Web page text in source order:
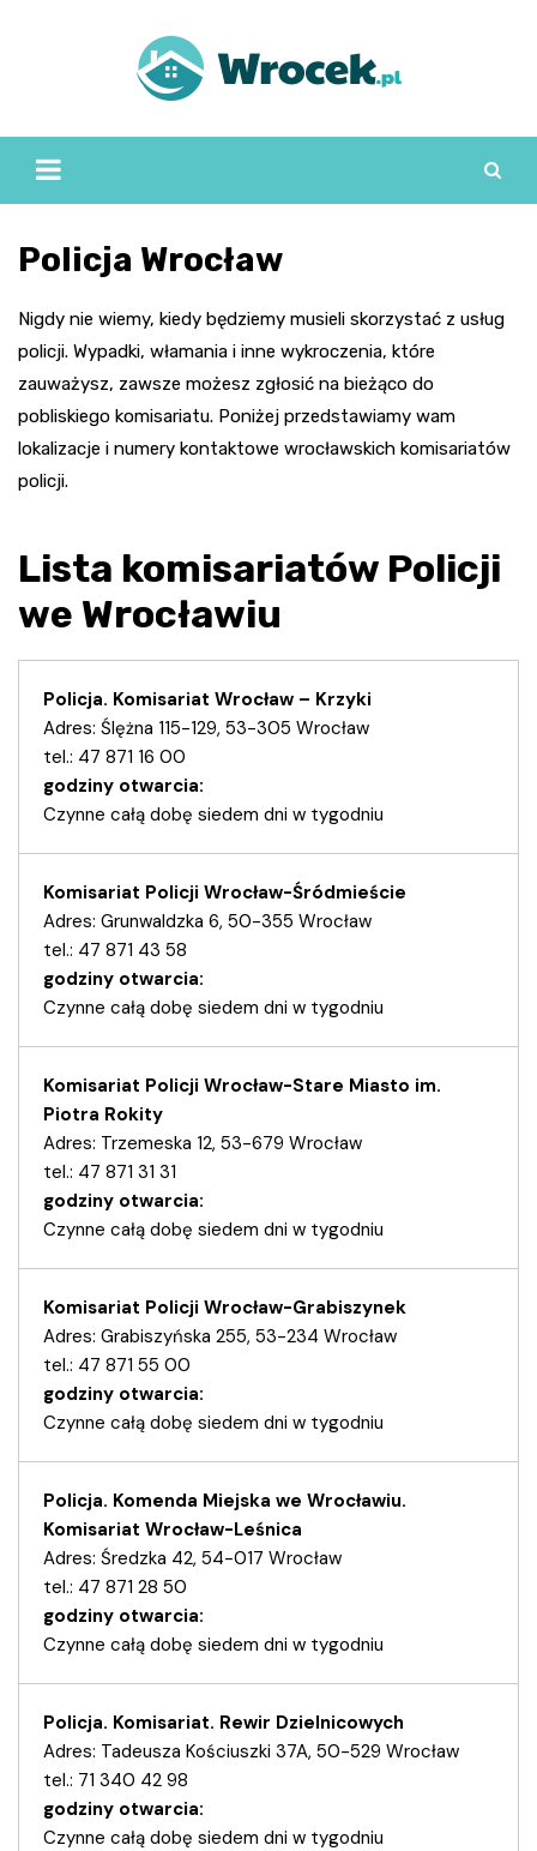
Policja Wrocław
Nigdy nie wiemy, kiedy będziemy musieli skorzystać z usług
policji. Wypadki, włamania i inne wykroczenia, które
zauważysz, zawsze możesz zgłosić na bieżąco do
pobliskiego komisariatu. Poniżej przedstawiamy wam
lokalizacje i numery kontaktowe wrocławskich komisariatów
policji.
Lista komisariatów Policji
we Wrocławiu
Policja. Komisariat Wrocław – Krzyki
Adres: Ślężna 115-129, 53-305 Wrocław
tel.: 47 871 16 00
godziny otwarcia:
Czynne całą dobę siedem dni w tygodniu
Komisariat Policji Wrocław-Śródmieście
Adres: Grunwaldzka 6, 50-355 Wrocław
tel.: 47 871 43 58
godziny otwarcia:
Czynne całą dobę siedem dni w tygodniu
Komisariat Policji Wrocław-Stare Miasto im.
Piotra Rokity
Adres: Trzemeska 12, 53-679 Wrocław
tel.: 47 871 31 31
godziny otwarcia:
Czynne całą dobę siedem dni w tygodniu
Komisariat Policji Wrocław-Grabiszynek
Adres: Grabiszyńska 255, 53-234 Wrocław
tel.: 47 871 55 00
godziny otwarcia:
Czynne całą dobę siedem dni w tygodniu
Policja. Komenda Miejska we Wrocławiu.
Komisariat Wrocław-Leśnica
Adres: Średzka 42, 54-017 Wrocław
tel.: 47 871 28 50
godziny otwarcia:
Czynne całą dobę siedem dni w tygodniu
Policja. Komisariat. Rewir Dzielnicowych
Adres: Tadeusza Kościuszki 37A, 50-529 Wrocław
tel.: 71 340 42 98
godziny otwarcia:
Czynne całą dobę siedem dni w tygodniu